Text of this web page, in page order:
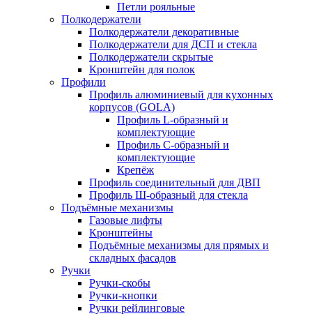
Петли рояльные
Полкодержатели
Полкодержатели декоративные
Полкодержатели для ДСП и стекла
Полкодержатели скрытые
Кронштейн для полок
Профили
Профиль алюминиевый для кухонных
корпусов (GOLA)
Профиль L-образный и
комплектующие
Профиль C-образный и
комплектующие
Крепёж
Профиль соединительный для ДВП
Профиль Ш-образный для стекла
Подъёмные механизмы
Газовые лифты
Кронштейны
Подъёмные механизмы для прямых и
складных фасадов
Ручки
Ручки-скобы
Ручки-кнопки
Ручки рейлинговые